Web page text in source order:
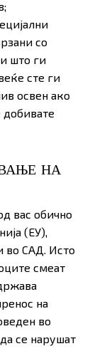
со
што ги
сте ги
освен ако
добивате
НА
вас обично
(ЕУ),
во САД. Исто
смеат
на
во
се нарушат